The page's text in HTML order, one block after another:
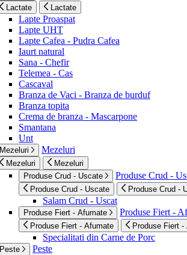
Lactate Lactate
Lapte Proaspat
Lapte UHT
Lapte Cafea - Pudra Cafea
Iaurt natural
Sana - Chefir
Telemea - Cas
Cascaval
Branza de Vaci - Branza de burduf
Branza topita
Crema de branza - Mascarpone
Smantana
Unt
Mezeluri Mezeluri
Mezeluri
Mezeluri
Produse Crud - Uscate
Produse Crud -
Produse Crud - Uscate Produse Crud -
Salam Crud - Uscat
Produse Fiert - Afumate Produse Fiert -
Produse Fiert - Afumate Produse Fiert -
Specialitati din Carne de Porc
Peste Peste